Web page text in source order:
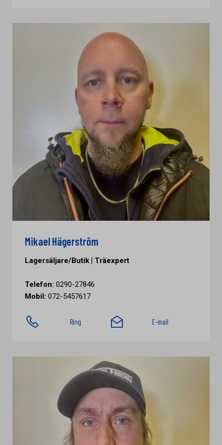
Mikael Hägerström
Lagersäljare/Butik | Träexpert
Telefon: 0290-27846
Mobil: 072-5457617
Ring E-mail